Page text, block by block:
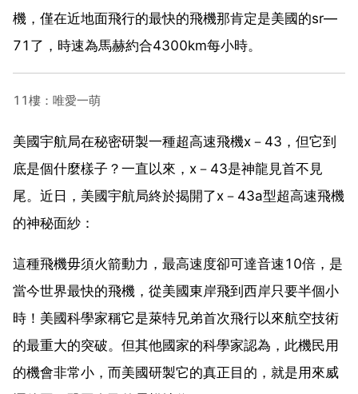
機，僅在近地面飛行的最快的飛機那肯定是美國的sr—
71了，時速為馬赫約合4300km每小時。
11樓：唯愛一萌
美國宇航局在秘密研製一種超高速飛機x－43，但它到
底是個什麼樣子？一直以來，x－43是神龍見首不見
尾。近日，美國宇航局終於揭開了x－43a型超高速飛機
的神秘面紗：
這種飛機毋須火箭動力，最高速度卻可達音速10倍，是
當今世界最快的飛機，從美國東岸飛到西岸只要半個小
時！美國科學家稱它是萊特兄弟首次飛行以來航空技術
的最重大的突破。但其他國家的科學家認為，此機民用
的機會非常小，而美國研製它的真正目的，就是用來威